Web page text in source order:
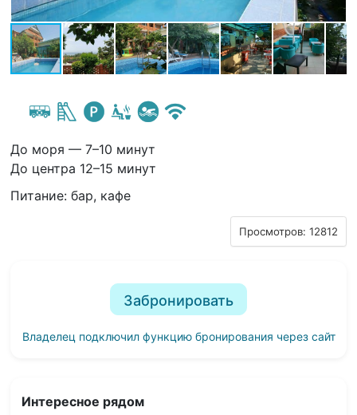
До моря — 7–10 минут
До центра 12–15 минут
Питание: бар, кафе
Просмотров: 12812
Забронировать
Владелец подключил функцию бронирования через сайт
Интересное рядом